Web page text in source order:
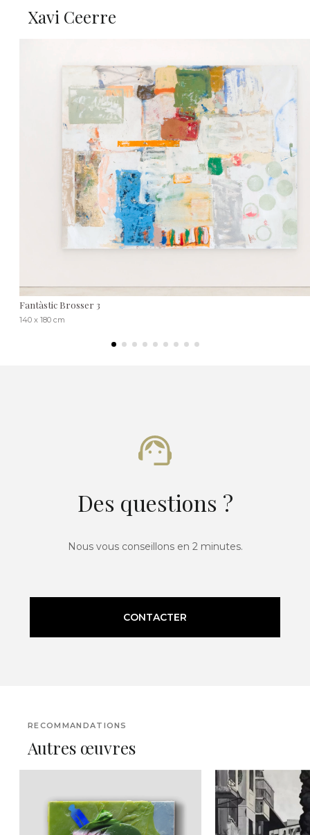
Xavi Ceerre
Fantàstic Brosser 3
140 x 180 cm
Des questions ?
Nous vous conseillons en 2 minutes.
CONTACTER
RECOMMANDATIONS
Autres œuvres